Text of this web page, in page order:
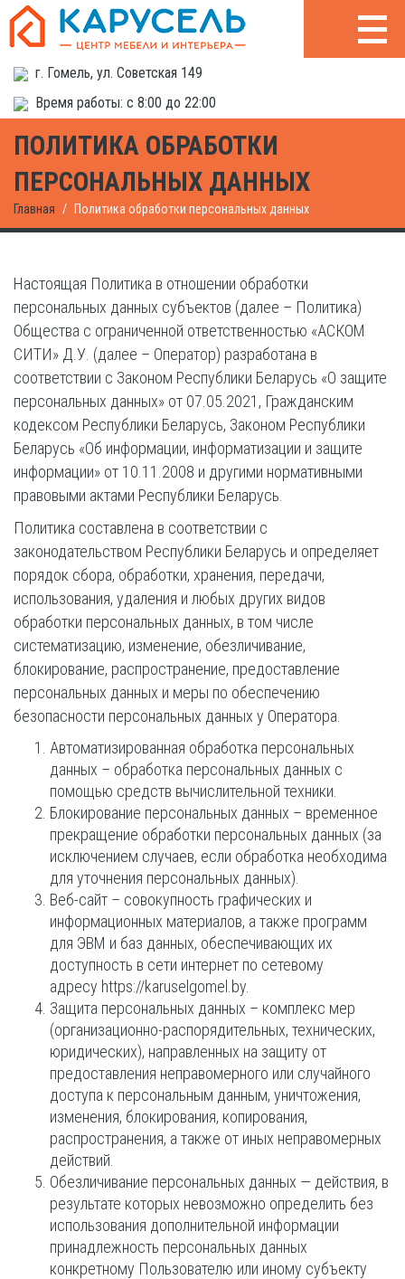
г. Гомель, ул. Советская 149
Время работы: с 8:00 до 22:00
ПОЛИТИКА ОБРАБОТКИ
ПЕРСОНАЛЬНЫХ ДАННЫХ
Главная Политика обработки персональных данных
Настоящая Политика в отношении обработки
персональных данных субъектов (далее – Политика)
Общества с ограниченной ответственностью «АСКОМ
СИТИ» Д.У. (далее – Оператор) разработана в
соответствии с Законом Республики Беларусь «О защите
персональных данных» от 07.05.2021, Гражданским
кодексом Республики Беларусь, Законом Республики
Беларусь «Об информации, информатизации и защите
информации» от 10.11.2008 и другими нормативными
правовыми актами Республики Беларусь.
Политика составлена в соответствии с
законодательством Республики Беларусь и определяет
порядок сбора, обработки, хранения, передачи,
использования, удаления и любых других видов
обработки персональных данных, в том числе
систематизацию, изменение, обезличивание,
блокирование, распространение, предоставление
персональных данных и меры по обеспечению
безопасности персональных данных у Оператора.
Автоматизированная обработка персональных
данных – обработка персональных данных с
помощью средств вычислительной техники.
Блокирование персональных данных – временное
прекращение обработки персональных данных (за
исключением случаев, если обработка необходима
для уточнения персональных данных).
Веб-сайт – совокупность графических и
информационных материалов, а также программ
для ЭВМ и баз данных, обеспечивающих их
доступность в сети интернет по сетевому
адресу https://karuselgomel.by.
Защита персональных данных – комплекс мер
(организационно-распорядительных, технических,
юридических), направленных на защиту от
предоставления неправомерного или случайного
доступа к персональным данным, уничтожения,
изменения, блокирования, копирования,
распространения, а также от иных неправомерных
действий.
Обезличивание персональных данных — действия, в
результате которых невозможно определить без
использования дополнительной информации
принадлежность персональных данных
конкретному Пользователю или иному субъекту